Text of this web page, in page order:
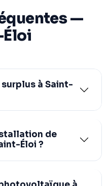
—
à Saint-
de
Éloi ?